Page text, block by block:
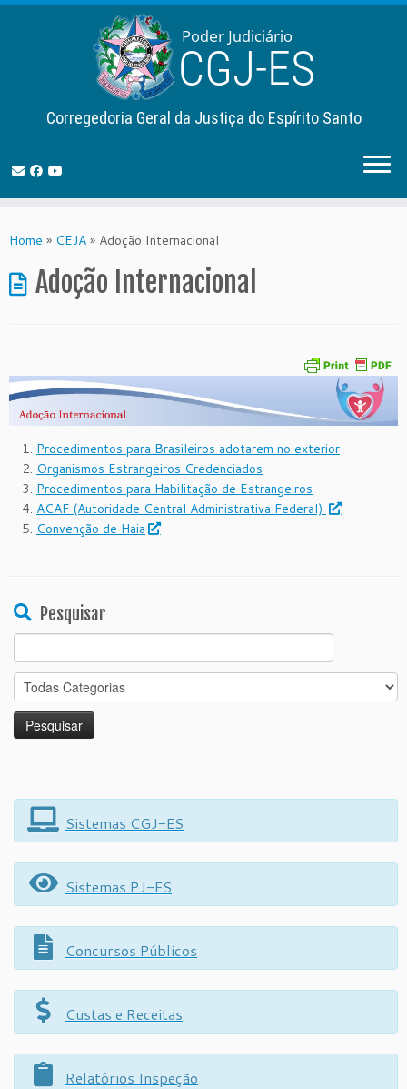
to
Corregedoria Geral da Justiça do Espírito Santo
Home » CEJA » Adoção Internacional
Adoção Internacional
Procedimentos para Brasileiros adotarem no exterior
Organismos Estrangeiros Credenciados
Procedimentos para Habilitação de Estrangeiros
ACAF (Autoridade Central Administrativa Federal)
Convenção de Haia
Pesquisar
Search
for:
Sistemas CGJ-ES
Sistemas PJ-ES
Concursos Públicos
Custas e Receitas
Relatórios Inspeção